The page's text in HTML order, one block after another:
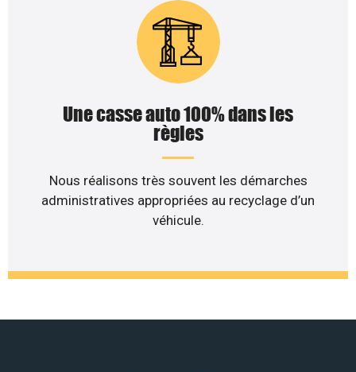
Une casse auto 100% dans les
règles
Nous réalisons très souvent les démarches
administratives appropriées au recyclage d’un
véhicule.